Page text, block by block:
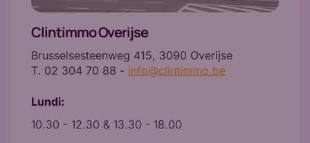
Clintimmo Overijse
Brusselsesteenweg 415, 3090 Overijse
T. 02 304 70 88 - info@clintimmo.be
Lundi:
10.30 - 12.30 & 13.30 - 18.00